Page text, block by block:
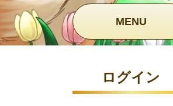
MENU
ログイン